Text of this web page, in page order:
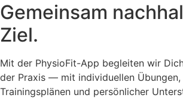
Gemeinsam
Ziel.
Mit der PhysioFit-App begleiten wir
der Praxis — mit individuellen Übungen,
Trainingsplänen und persönlicher